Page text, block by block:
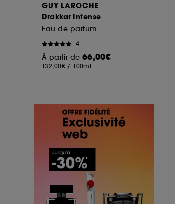
GUY LAROCHE
Drakkar Intense
Eau de parfum
4
À partir de 66,00€
132,00€ / 100ml